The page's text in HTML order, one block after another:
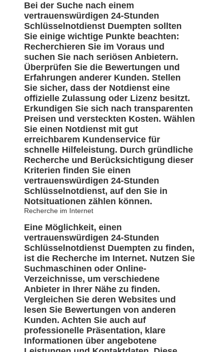
Bei der Suche nach einem
vertrauenswürdigen 24-Stunden
Schlüsselnotdienst Duempten sollten
Sie einige wichtige Punkte beachten:
Recherchieren Sie im Voraus und
suchen Sie nach seriösen Anbietern.
Überprüfen Sie die Bewertungen und
Erfahrungen anderer Kunden. Stellen
Sie sicher, dass der Notdienst eine
offizielle Zulassung oder Lizenz besitzt.
Erkundigen Sie sich nach transparenten
Preisen und versteckten Kosten. Wählen
Sie einen Notdienst mit gut
erreichbarem Kundenservice für
schnelle Hilfeleistung. Durch gründliche
Recherche und Berücksichtigung dieser
Kriterien finden Sie einen
vertrauenswürdigen 24-Stunden
Schlüsselnotdienst, auf den Sie in
Notsituationen zählen können.
Recherche im Internet
Eine Möglichkeit, einen
vertrauenswürdigen 24-Stunden
Schlüsselnotdienst Duempten zu finden,
ist die Recherche im Internet. Nutzen Sie
Suchmaschinen oder Online-
Verzeichnisse, um verschiedene
Anbieter in Ihrer Nähe zu finden.
Vergleichen Sie deren Websites und
lesen Sie Bewertungen von anderen
Kunden. Achten Sie auch auf
professionelle Präsentation, klare
Informationen über angebotene